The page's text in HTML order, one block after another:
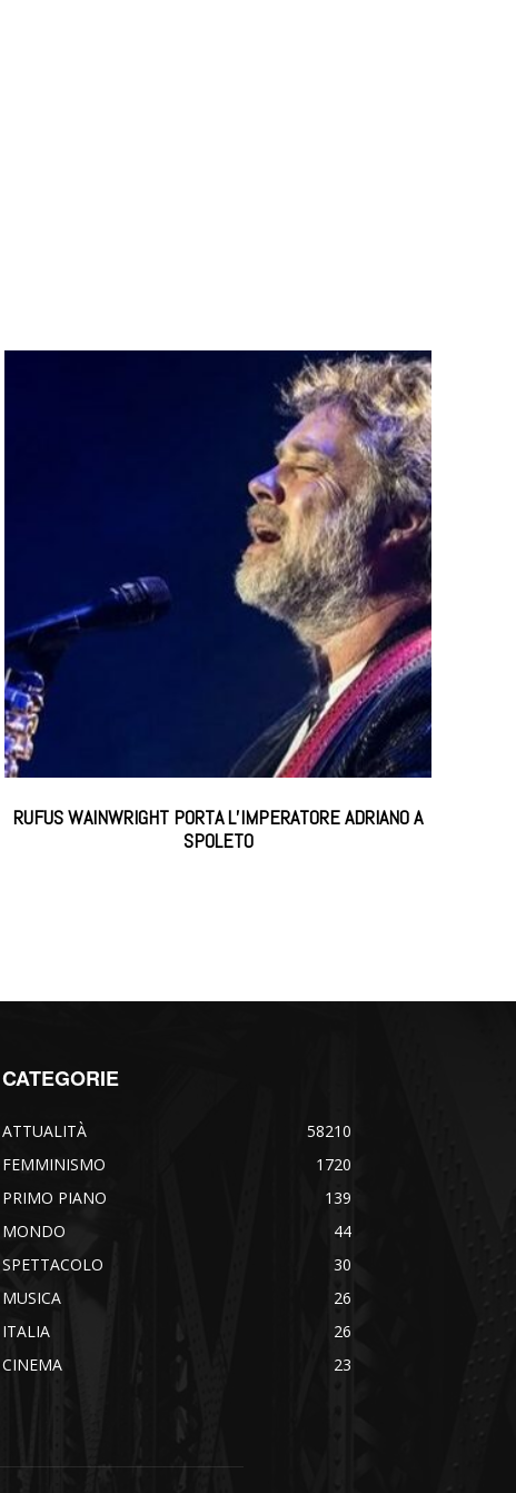
RUFUS WAINWRIGHT PORTA L’IMPERATORE ADRIANO A
SPOLETO
CATEGORIE
ATTUALITÀ
58210
FEMMINISMO
1720
PRIMO PIANO
139
MONDO
44
SPETTACOLO
30
MUSICA
26
ITALIA
26
CINEMA
23